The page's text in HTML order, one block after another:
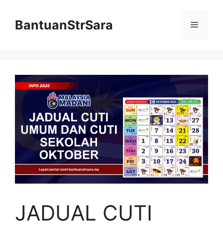
contentBantuanStrSara Menu
JADUAL CUTI